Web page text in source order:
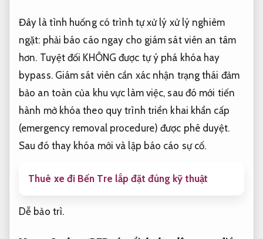
Đây là tình huống có trình tự xử lý xử lý nghiêm
ngặt: phải báo cáo ngay cho giám sát viên an tâm
hơn. Tuyệt đối KHÔNG được tự ý phá khóa hay
bypass. Giám sát viên cần xác nhận trạng thái đảm
bảo an toàn của khu vực làm việc, sau đó mới tiến
hành mở khóa theo quy trình triển khai khẩn cấp
(emergency removal procedure) được phê duyệt.
Sau đó thay khóa mới và lập báo cáo sự cố.
Thuê xe đi Bến Tre lắp đặt đúng kỹ thuật
Dễ bảo trì.